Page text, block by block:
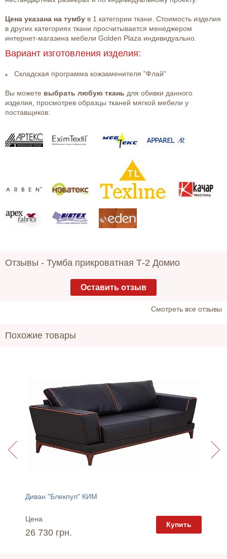
Цена указана на тумбу в 1 категории ткани. Стоимость изделия
в других категориях ткани просчитывается менеджером
интернет-магазина мебели Golden Plaza индивидуально.
Вариант изготовления изделия:
Складская программа кожзаменителя "Флай"
Вы можете выбрать любую ткань для обивки данного
изделия, просмотрев образцы тканей мягкой мебели у
поставщиков:
Отзывы - Тумба прикроватная Т-2 Домио
Оставить отзыв
Cмотреть все отзывы
Похожие товары
Диван "Блекпул" КИМ
Цена
26 730 грн.
Купить